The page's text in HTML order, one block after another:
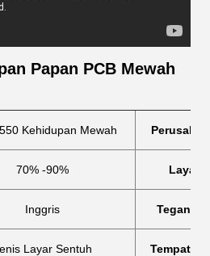
Papan PCB Mewah
Kehidupan Mewah
70% -90% Layar
Inggris
Layar Sentuh Tempat